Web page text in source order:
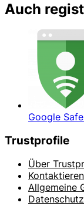
Auch
Google
Trustprofile
Über
Allgemeine